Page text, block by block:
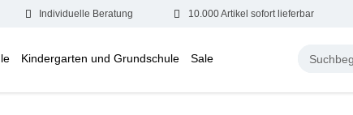
Individuelle Beratung 10.000 Artikel sofort lieferbar
Kindergarten und Grundschule Sale